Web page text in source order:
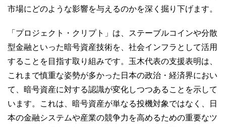
市場にどのような影響を与えるのかを深く掘り下げます。
「プロジェクト・クリプト」は、ステーブルコインや分散
型金融といった暗号資産技術を、社会インフラとして活用
することを目指す取り組みです。玉木代表の支援表明は、
これまで慎重な姿勢が多かった日本の政治・経済界におい
て、暗号資産に対する認識が変化しつつあることを示して
います。これは、暗号資産が単なる投機対象ではなく、日
本の金融システムや産業の競争力を高めるための重要なツ